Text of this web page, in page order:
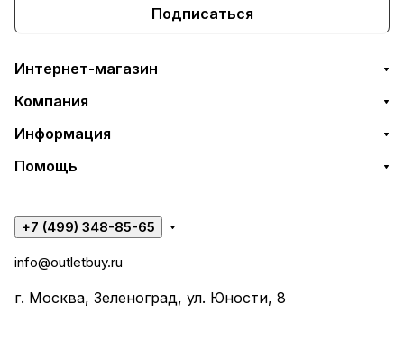
Подписаться
Интернет-магазин
Компания
Информация
Помощь
+7 (499) 348-85-65
info@outletbuy.ru
г. Москва, Зеленоград, ул. Юности, 8